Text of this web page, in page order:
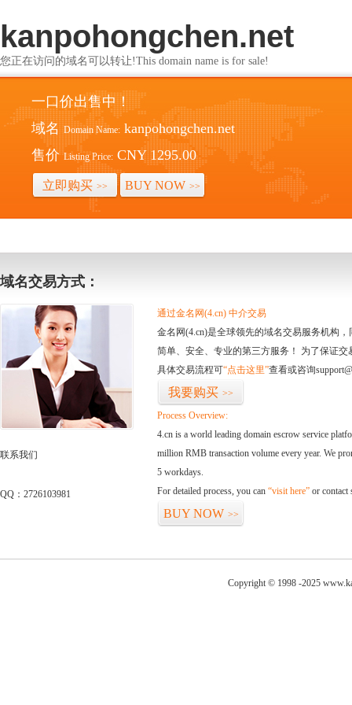
kanpohongchen.net
您正在访问的域名可以转让!This domain name is for sale!
一口价出售中！
域名 Domain Name: kanpohongchen.net
售价 Listing Price: CNY 1295.00
立即购买 >> BUY NOW >>
域名交易方式：
联系我们
QQ：2726103981
通过金名网(4.cn) 中介交易
金名网(4.cn)是全球领先的域名交易服务机构
简单、安全、专业的第三方服务！ 为了保证
具体交易流程可“点击这里”查看或咨询
我要购买 >>
Process Overview:
4.cn is a world leading domain escrow service
million RMB transaction volume every year. We
5 workdays.
For detailed process, you can “visit here” or contact
BUY NOW >>
Copyright © 1998 -2025